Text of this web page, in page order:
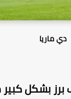
دي ماريا
بشكل كبير